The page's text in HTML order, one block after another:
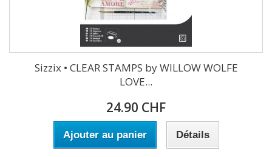
Sizzix • CLEAR STAMPS by WILLOW WOLFE
LOVE...
24.90 CHF
Ajouter au panier Détails